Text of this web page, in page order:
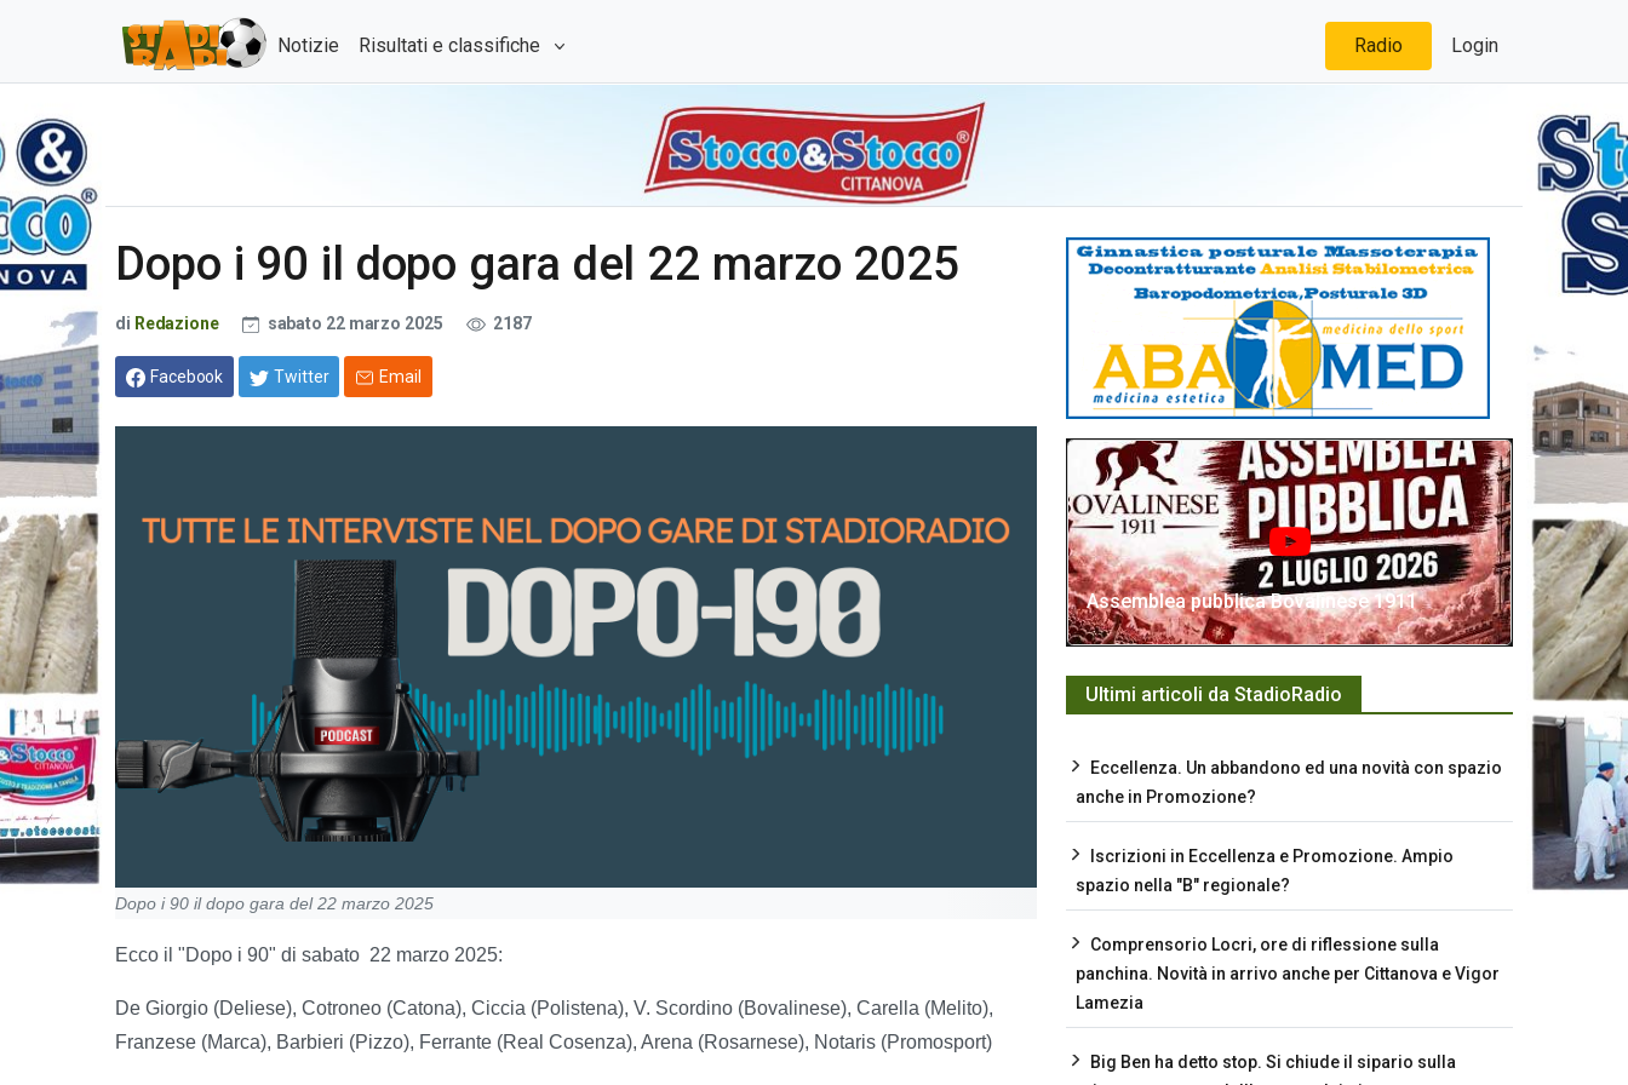
Notizie Risultati e classifiche Radio Login
Dopo i 90 il dopo gara del 22 marzo 2025
di Redazione sabato 22 marzo 2025 2187
Facebook Twitter Email
Dopo i 90 il dopo gara del 22 marzo 2025
Ecco il "Dopo i 90" di sabato 22 marzo 2025:
De Giorgio (Deliese), Cotroneo (Catona), Ciccia (Polistena), V. Scordino (Bovalinese), Carella (Melito),
Franzese (Marca), Barbieri (Pizzo), Ferrante (Real Cosenza), Arena (Rosarnese), Notaris (Promosport)
Assemblea pubblica Bovalinese 1911
Ultimi articoli da StadioRadio
Eccellenza. Un abbandono ed una novità con spazio
anche in Promozione?
Iscrizioni in Eccellenza e Promozione. Ampio
spazio nella "B" regionale?
Comprensorio Locri, ore di riflessione sulla
panchina. Novità in arrivo anche per Cittanova e Vigor
Lamezia
Big Ben ha detto stop. Si chiude il sipario sulla